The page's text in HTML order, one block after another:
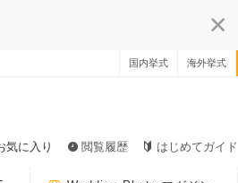
国内挙式 海外挙式
気に入り 閲覧履歴 はじめてガイド